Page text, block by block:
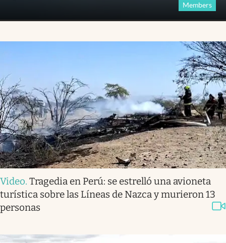
Members
Video. Tragedia en Perú: se estrelló una avioneta
turística sobre las Líneas de Nazca y murieron 13
personas